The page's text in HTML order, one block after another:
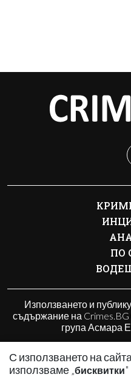
С използването на
използваме „бисквитки
ПО
Използването и
съдържание на
група Асмара
© 2010 - 2026 |